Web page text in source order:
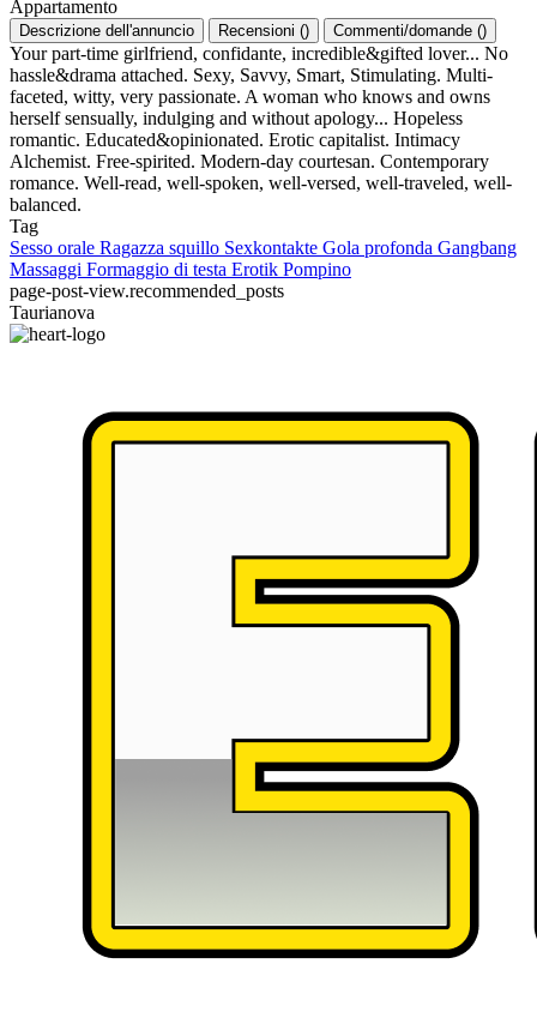
Appartamento
Descrizione dell'annuncio Recensioni () Commenti/domande ()
Your part-time girlfriend, confidante, incredible&gifted lover... No
hassle&drama attached. Sexy, Savvy, Smart, Stimulating. Multi-
faceted, witty, very passionate. A woman who knows and owns
herself sensually, indulging and without apology... Hopeless
romantic. Educated&opinionated. Erotic capitalist. Intimacy
Alchemist. Free-spirited. Modern-day courtesan. Contemporary
romance. Well-read, well-spoken, well-versed, well-traveled, well-
balanced.
Tag
Sesso orale Ragazza squillo Sexkontakte Gola profonda Gangbang
Massaggi Formaggio di testa Erotik Pompino
page-post-view.recommended_posts
Taurianova